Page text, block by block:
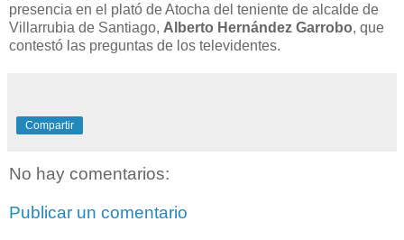
presencia en el plató de Atocha del teniente de alcalde de
Villarrubia de Santiago, Alberto Hernández Garrobo, que
contestó las preguntas de los televidentes.
Compartir
No hay comentarios:
Publicar un comentario